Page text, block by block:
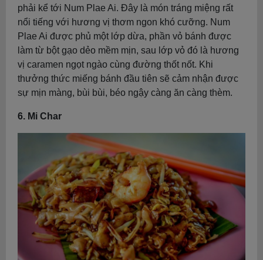
phải kể tới Num Plae Ai. Đây là món tráng miệng rất
nổi tiếng với hương vị thơm ngon khó cưỡng. Num
Plae Ai được phủ một lớp dừa, phần vỏ bánh được
làm từ bột gạo dẻo mềm mịn, sau lớp vỏ đó là hương
vị caramen ngọt ngào cùng đường thốt nốt. Khi
thưởng thức miếng bánh đầu tiên sẽ cảm nhận được
sự mịn màng, bùi bùi, béo ngậy càng ăn càng thèm.
6. Mi Char